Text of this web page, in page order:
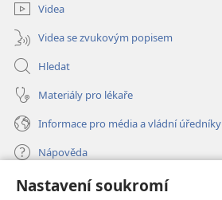
Nastavení soukromí
Videa
Videa se zvukovým popisem
Hledat
Materiály pro lékaře
Informace pro média a vládní úředníky
Nápověda
Dary